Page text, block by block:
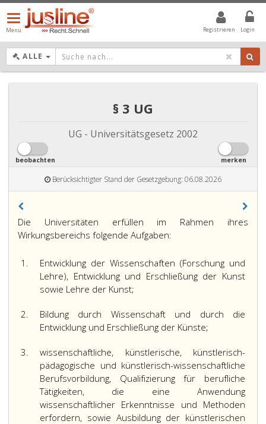
Registrieren Login
Menü
öffnen/schließen
Menü
ALLE DROPDOWN: GEWÄHLTER WERT IST ALLE
§ 3 UG
UG - Universitätsgesetz 2002
beobachten merken
Berücksichtigter Stand der Gesetzgebung: 06.08.2026
Die Universitäten erfüllen im Rahmen ihres
Wirkungsbereichs folgende Aufgaben:
1.
Entwicklung der Wissenschaften (Forschung und
Lehre), Entwicklung und Erschließung der Kunst
sowie Lehre der Kunst;
2.
Bildung durch Wissenschaft und durch die
Entwicklung und Erschließung der Künste;
3.
wissenschaftliche, künstlerische, künstlerisch-
pädagogische und künstlerisch-wissenschaftliche
Berufsvorbildung, Qualifizierung für berufliche
Tätigkeiten, die eine Anwendung
wissenschaftlicher Erkenntnisse und Methoden
erfordern, sowie Ausbildung der künstlerischen